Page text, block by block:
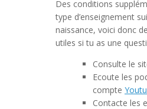
Des conditions
type d’enseignement
naissance, voici donc
utiles si tu as une
Consulte le
Ecoute les
compte
Contacte les